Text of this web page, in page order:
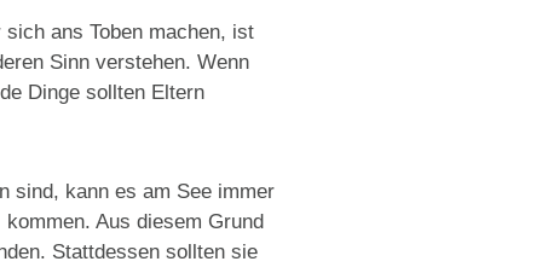
ans Toben machen, ist
Sinn verstehen. Wenn
Dinge sollten Eltern
sind, kann es am See immer
Aus diesem Grund
Stattdessen sollten sie